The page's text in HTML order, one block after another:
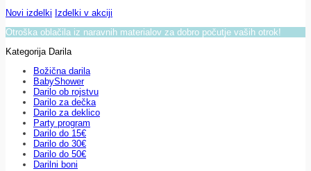
Novi izdelki Izdelki v akciji
Otroška oblačila iz naravnih materialov za dobro počutje vaših otrok!
Kategorija Darila
Božična darila
BabyShower
Darilo ob rojstvu
Darilo za dečka
Darilo za deklico
Party program
Darilo do 15€
Darilo do 30€
Darilo do 50€
Darilni boni